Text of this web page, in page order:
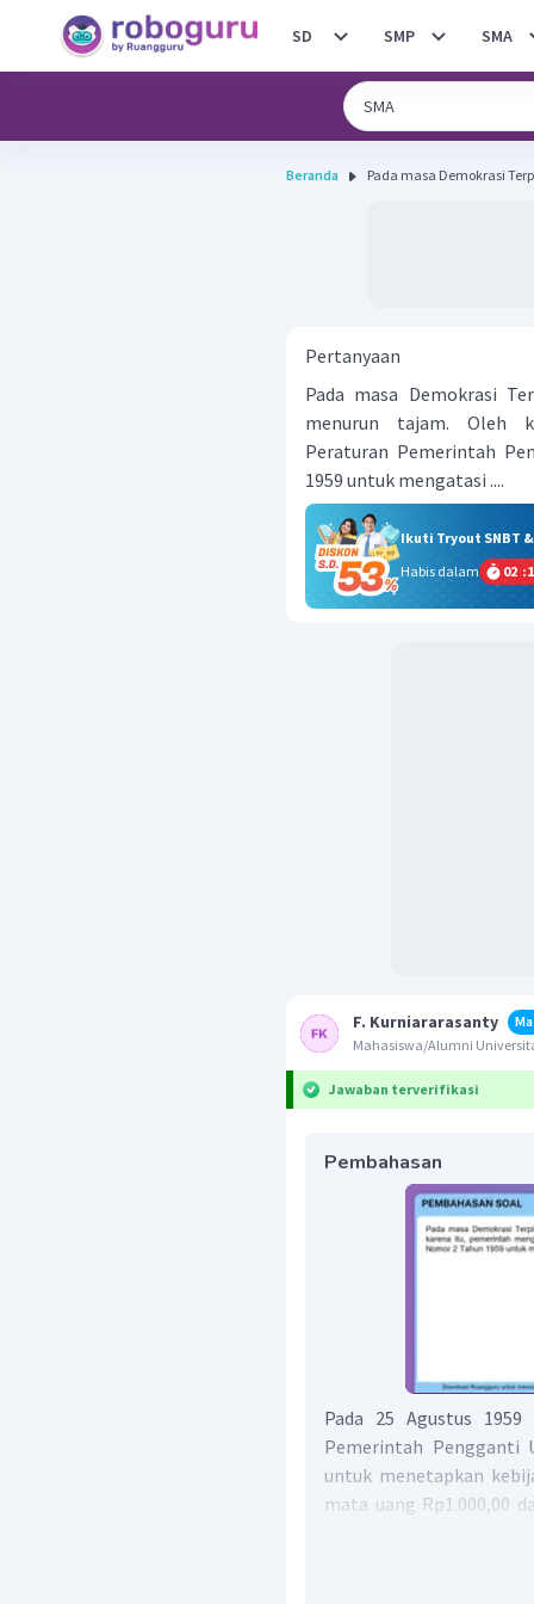
SD SMP SMA
Beranda Pada masa Demokrasi
Pertanyaan
Pada masa Demokrasi
menurun tajam. Oleh
Peraturan Pemerintah
1959 untuk mengatasi ....
Ikuti Tryout SNBT
Habis dalam
02 :
F. Kurniararasanty
Mahasiswa/Alumni
Jawaban terverifikasi
Pembahasan
Pada 25 Agustus
Pemerintah Pengganti
untuk menetapkan
mata uang Rp1.000,00
adalah meningkatkan